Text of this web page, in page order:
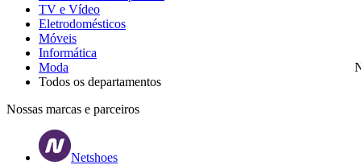
TV e Vídeo
Eletrodomésticos
Móveis
Informática
Moda
Todos os departamentos
Nossas marcas e parceiros
Netshoes